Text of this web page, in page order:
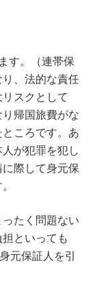
す。（連帯保
、法的な責任
スクとして
帰国旅費がな
ころです。あ
が犯罪を犯し
際して身元保
たく問題ない
といっても
元保証人を引